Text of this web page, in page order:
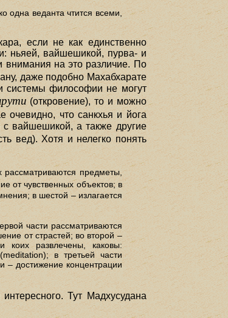
одна веданта чтится всеми,
если не как единственно
ньяей, вайшешикой, пурва- и
внимания на это различие. По
даже подобно Махабхарате
системы философии не могут
(откровение), то и можно
очевидно, что санкхья и йога
с вайшешикой, а также другие
вед). Хотя и нелегко понять
рассматриваются предметы,
от чувственных объектов; в
в шестой – излагается
части рассматриваются
от страстей; во второй –
коих развлечены, каковы:
в третьей части
– достижение концентрации
Тут Мадхусудана